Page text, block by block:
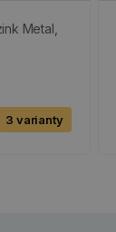
Metal,
3 varianty